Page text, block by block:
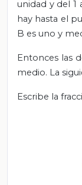
unidad y del 1
hay hasta el
B es uno y
Entonces las
medio. La
Escribe la